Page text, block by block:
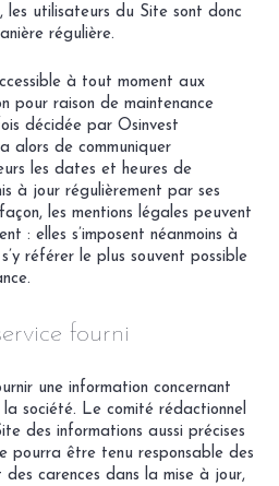
les utilisateurs du Site sont donc
régulière.
à tout moment aux
pour raison de maintenance
décidée par Osinvest
alors de communiquer
les dates et heures de
à jour régulièrement par ses
les mentions légales peuvent
: elles s’imposent néanmoins à
référer le plus souvent possible
fourni
une information concernant
la société. Le comité rédactionnel
des informations aussi précises
pourra être tenu responsable des
carences dans la mise à jour,